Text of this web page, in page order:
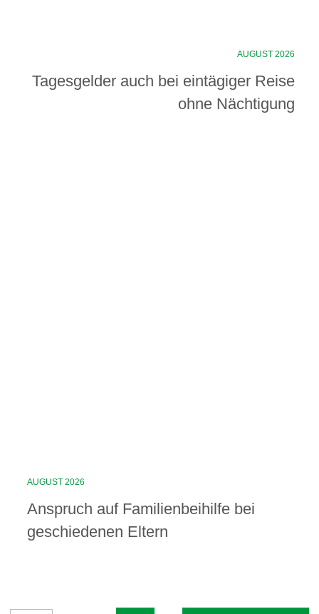
AUGUST 2026
Tagesgelder auch bei eintägiger Reise
ohne Nächtigung
AUGUST 2026
Anspruch auf Familienbeihilfe bei
geschiedenen Eltern